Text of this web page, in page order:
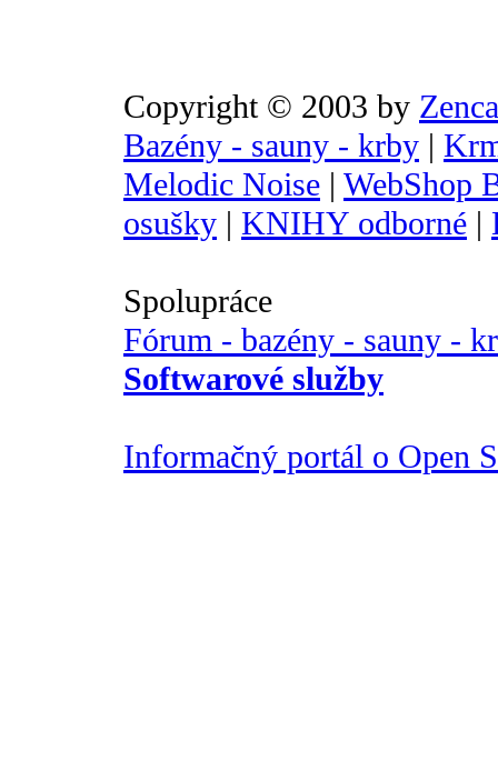
Copyright © 2003 by
Bazény - sauny - krby |
Melodic Noise | WebShop
osušky | KNIHY odborné |
Spolupráce
Fórum - bazény - sauny -
Softwarové služby
Informačný portál o Open